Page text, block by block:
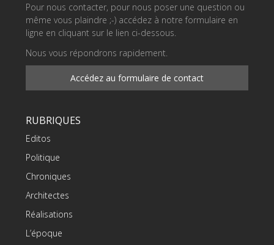
Pour nous contacter, pour nous poser une question ou
même vous plaindre ;-) accédez à notre formulaire en
ligne en cliquant sur le lien ci-dessous.
Nous vous répondrons rapidement.
Accédez au formulaire de contact
RUBRIQUES
Editos
Politique
Chroniques
Architectes
Réalisations
L’époque